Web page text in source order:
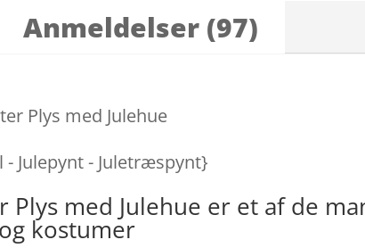
Anmeldelser (97)
Plys med Julehue
- Julepynt - Juletræspynt}
Plys med Julehue er et af de
kostumer